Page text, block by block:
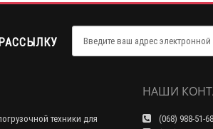
техники для
НАШИ
(068) 988-51-